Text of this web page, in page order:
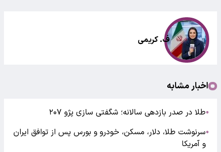
ف. کریمی
اخبار مشابه
●طلا در صدر بازدهی سالانه؛ شگفتی سازی پژو ۲۰۷
●سرنوشت طلا، دلار، مسکن، خودرو و بورس پس از توافق ایران
و آمریکا